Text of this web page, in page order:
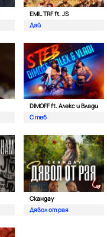
EMIL TRF ft. JS
Дай
DIMOFF ft. Алекс и Влади
С теб
Скандау
Дявол от рая